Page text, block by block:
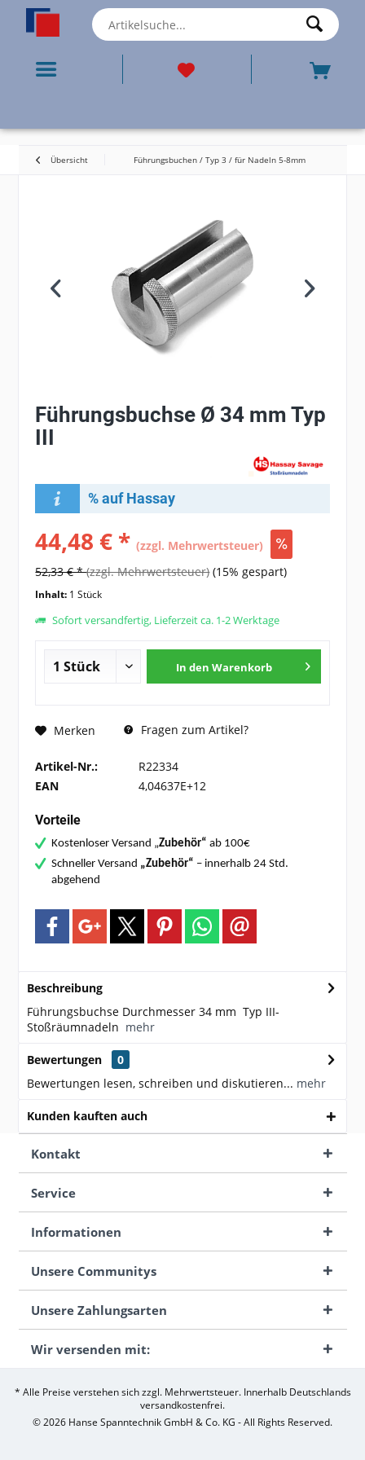
Übersicht Führungsbuchen / Typ 3 / für Nadeln 5-8mm
Führungsbuchse Ø 34 mm Typ
III
% auf Hassay
44,48 € *(zzgl. Mehrwertsteuer)
52,33 € *(zzgl. Mehrwertsteuer) (15% gespart)
Inhalt: 1 Stück
Sofort versandfertig, Lieferzeit ca. 1-2 Werktage
In den Warenkorb
Merken Fragen zum Artikel?
Artikel-Nr.:
R22334
EAN
4,04637E+12
Vorteile
Kostenloser Versand „Zubehör“ ab 100€
Schneller Versand „Zubehör“ – innerhalb 24 Std.
abgehend
Beschreibung
Führungsbuchse Durchmesser 34 mm Typ III-
Stoßräumnadeln mehr
Bewertungen
0
Bewertungen lesen, schreiben und diskutieren... mehr
Kunden kauften auch
Kontakt
Service
Informationen
Unsere Communitys
Unsere Zahlungsarten
Wir versenden mit:
* Alle Preise verstehen sich zzgl. Mehrwertsteuer. Innerhalb Deutschlands
versandkostenfrei.
© 2026 Hanse Spanntechnik GmbH & Co. KG - All Rights Reserved.